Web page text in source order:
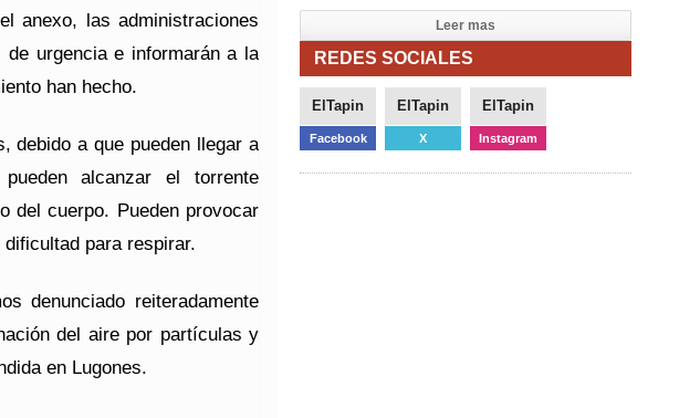
anexo, las administraciones
de urgencia e informarán a la
han hecho.
debido a que pueden llegar a
alcanzar el torrente
del cuerpo. Pueden provocar
para respirar.
denunciado reiteradamente
del aire por partículas y
en Lugones.
Leer mas
REDES SOCIALES
ElTapin
Facebook
ElTapin
X
ElTapin
Instagram